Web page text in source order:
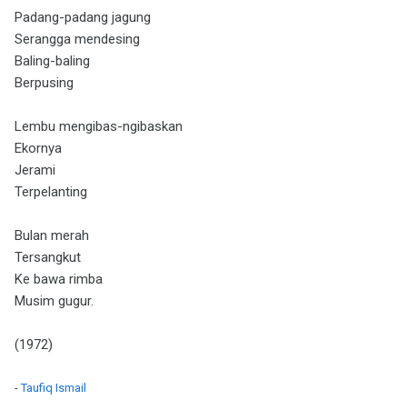
Padang-padang jagung
Serangga mendesing
Baling-baling
Berpusing
Lembu mengibas-ngibaskan
Ekornya
Jerami
Terpelanting
Bulan merah
Tersangkut
Ke bawa rimba
Musim gugur.
(1972)
-Taufiq Ismail